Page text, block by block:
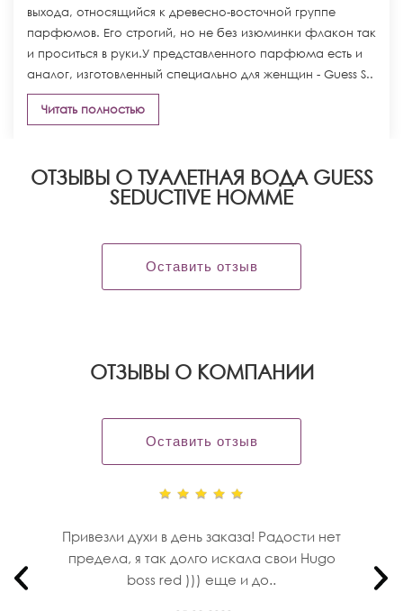
выхода, относящийся к древесно-восточной группе
парфюмов. Его строгий, но не без изюминки флакон так
и проситься в руки.У представленного парфюма есть и
аналог, изготовленный специально для женщин - Guess S..
Читать полностью
ОТЗЫВЫ О ТУАЛЕТНАЯ ВОДА GUESS
SEDUCTIVE HOMME
Оставить отзыв
OТЗЫВЫ О КОМПАНИИ
Оставить отзыв
Привезли духи в день заказа! Радости нет
предела, я так долго искала свои Hugo
boss red ))) еще и до..